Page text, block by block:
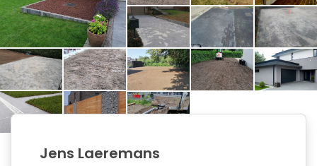
Jens Laeremans